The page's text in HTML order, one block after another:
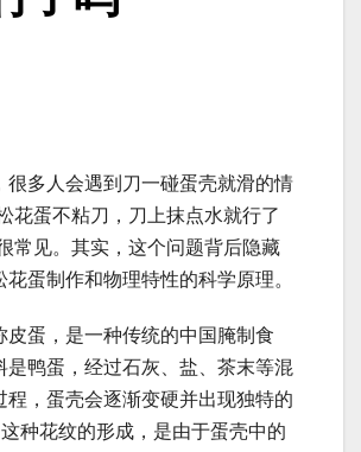
很多人会遇到刀一碰蛋壳就滑的情
花蛋不粘刀，刀上抹点水就行了
常见。其实，这个问题背后隐藏
蛋制作和物理特性的科学原理。
皮蛋，是一种传统的中国腌制食
是鸭蛋，经过石灰、盐、茶末等混
程，蛋壳会逐渐变硬并出现独特的
这种花纹的形成，是由于蛋壳中的